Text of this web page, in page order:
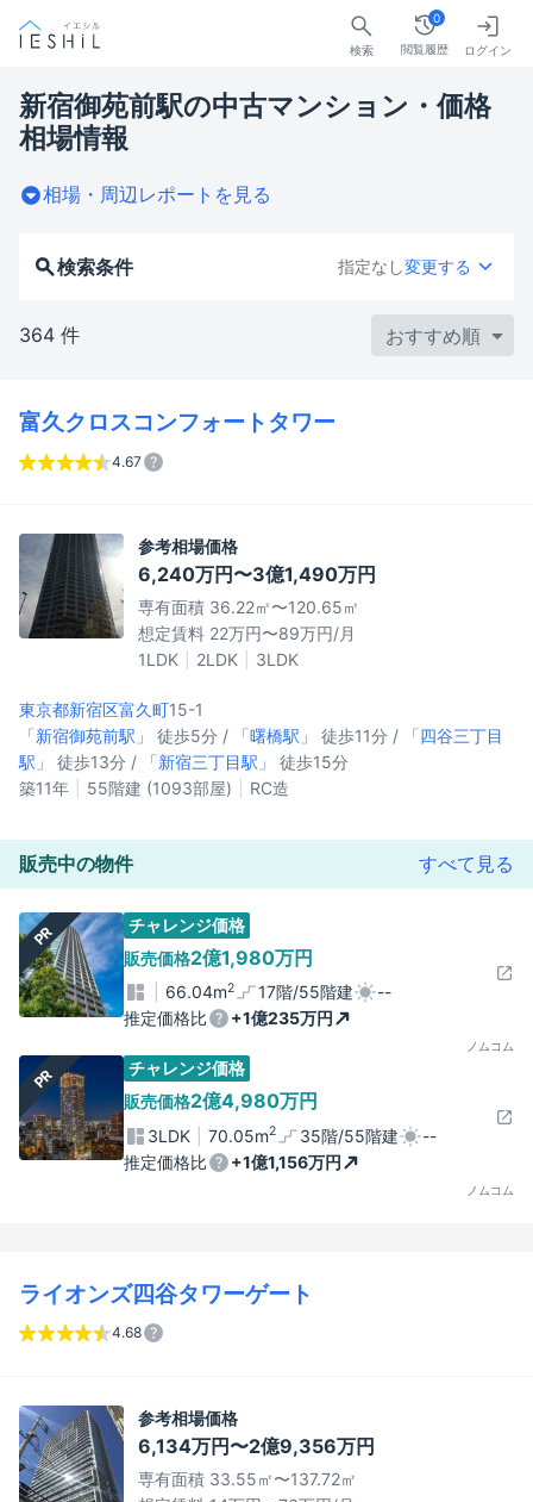
検索 閲覧履歴
0
ログイン
新宿御苑前駅の中古マンション・価格
相場情報
相場・周辺レポートを見る
検索条件 指定なし変更する
364 件
富久クロスコンフォートタワー
4.67
参考相場価格
6,240万円〜3億1,490万円
専有面積 36.22㎡〜120.65㎡
想定賃料 22万円〜89万円/月
1LDK
2LDK 3LDK
東京都新宿区富久町15-1
「新宿御苑前駅 」 徒歩5分 / 「曙橋駅 」 徒歩11分 / 「四谷三丁目
駅 」 徒歩13分 / 「新宿三丁目駅 」 徒歩15分
築11年
55階建 (1093部屋) RC造
販売中の物件 すべて見る
PR
チャレンジ価格
販売価格2億1,980万円
66.04m2 17階/55階建
--
推定価格比
+1億235万円
ノムコム
PR
チャレンジ価格
販売価格2億4,980万円
3LDK 70.05m2 35階/55階建
--
推定価格比
+1億1,156万円
ノムコム
ライオンズ四谷タワーゲート
4.68
参考相場価格
6,134万円〜2億9,356万円
専有面積 33.55㎡〜137.72㎡